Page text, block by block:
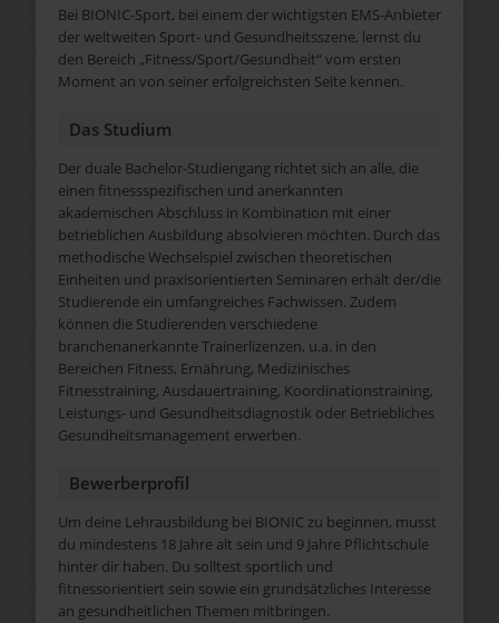
Bei BIONIC-Sport, bei einem der wichtigsten EMS-Anbieter
der weltweiten Sport- und Gesundheitsszene, lernst du
den Bereich „Fitness/Sport/Gesundheit“ vom ersten
Moment an von seiner erfolgreichsten Seite kennen.
Das Studium
Der duale Bachelor-Studiengang richtet sich an alle, die
einen fitnessspezifischen und anerkannten
akademischen Abschluss in Kombination mit einer
betrieblichen Ausbildung absolvieren möchten. Durch das
methodische Wechselspiel zwischen theoretischen
Einheiten und praxisorientierten Seminaren erhält der/die
Studierende ein umfangreiches Fachwissen. Zudem
können die Studierenden verschiedene
branchenanerkannte Trainerlizenzen, u.a. in den
Bereichen Fitness, Ernährung, Medizinisches
Fitnesstraining, Ausdauertraining, Koordinationstraining,
Leistungs- und Gesundheitsdiagnostik oder Betriebliches
Gesundheitsmanagement erwerben.
Bewerberprofil
Um deine Lehrausbildung bei BIONIC zu beginnen, musst
du mindestens 18 Jahre alt sein und 9 Jahre Pflichtschule
hinter dir haben. Du solltest sportlich und
fitnessorientiert sein sowie ein grundsätzliches Interesse
an gesundheitlichen Themen mitbringen.